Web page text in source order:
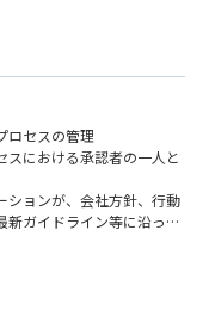
ロセスの管理
における承認者の一人と
ションが、会社方針、行動
ガイドライン等に沿った
なレビュー、更新、承